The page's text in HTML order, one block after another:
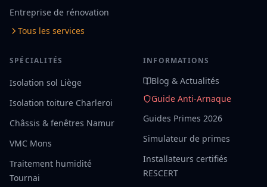
Entreprise de rénovation
Tous les services
SPÉCIALITÉS
Isolation sol Liège
Isolation toiture Charleroi
Châssis & fenêtres Namur
VMC Mons
Traitement humidité
Tournai
INFORMATIONS
Blog & Actualités
Guide Anti-Arnaque
Guides Primes 2026
Simulateur de primes
Installateurs certifiés
RESCERT